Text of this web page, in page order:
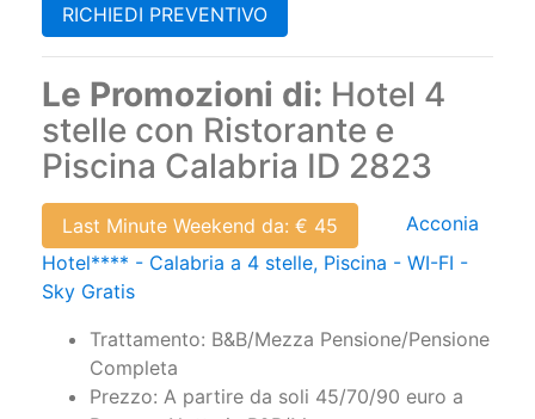
RICHIEDI PREVENTIVO
Le Promozioni di: Hotel 4
stelle con Ristorante e
Piscina Calabria ID 2823
Last Minute Weekend da: € 45
Acconia
Hotel**** - Calabria a 4 stelle, Piscina - WI-FI -
Sky Gratis
Trattamento: B&B/Mezza Pensione/Pensione
Completa
Prezzo: A partire da soli 45/70/90 euro a